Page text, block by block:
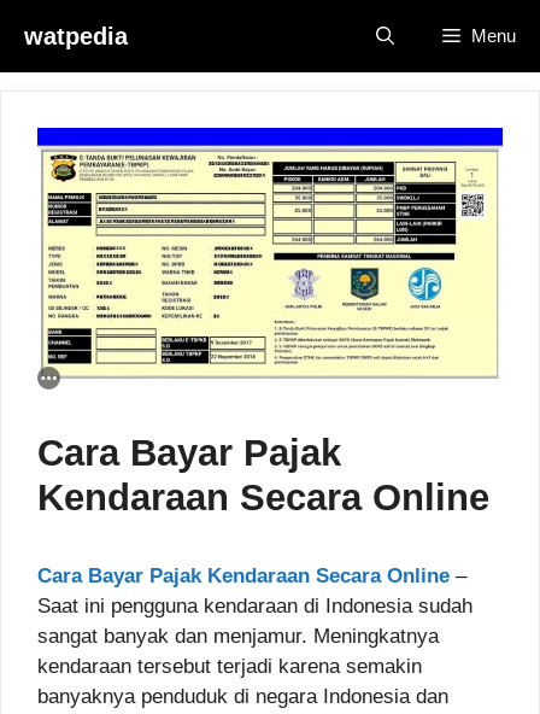
content
watpedia Menu
Cara Bayar Pajak
Kendaraan Secara Online
Cara Bayar Pajak Kendaraan Secara Online –
Saat ini pengguna kendaraan di Indonesia sudah
sangat banyak dan menjamur. Meningkatnya
kendaraan tersebut terjadi karena semakin
banyaknya penduduk di negara Indonesia dan